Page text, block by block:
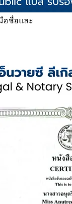
อชื่อและ